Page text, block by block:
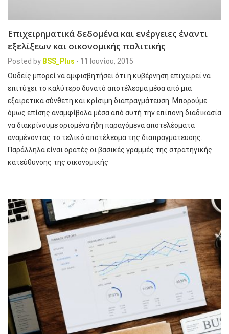
Επιχειρηματικά δεδομένα και ενέργειες έναντι
εξελίξεων και οικονομικής πολιτικής
Posted by BSS_Plus - 11 Ιουνίου, 2015
Ουδείς μπορεί να αμφισβητήσει ότι η κυβέρνηση επιχειρεί να
επιτύχει το καλύτερο δυνατό αποτέλεσμα μέσα από μια
εξαιρετικά σύνθετη και κρίσιμη διαπραγμάτευση. Μπορούμε
όμως επίσης αναμφίβολα μέσα από αυτή την επίπονη διαδικασία
να διακρίνουμε ορισμένα ήδη παραγόμενα αποτελέσματα
αναμένοντας το τελικό αποτέλεσμα της διαπραγμάτευσης.
Παράλληλα είναι ορατές οι βασικές γραμμές της στρατηγικής
κατεύθυνσης της οικονομικής